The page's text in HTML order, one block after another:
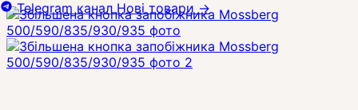
Telegram канал Нові товари→